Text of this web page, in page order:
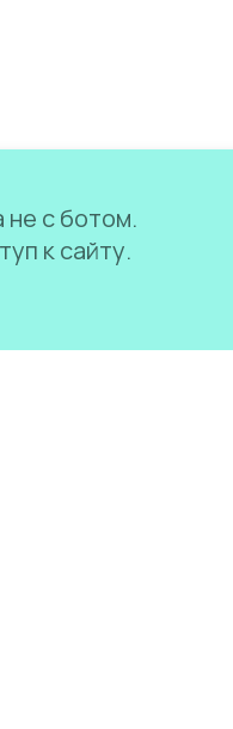
с ботом.
к сайту.